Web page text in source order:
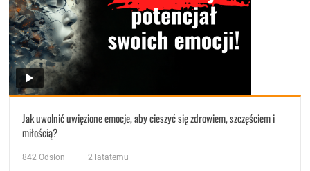
Jak uwolnić uwięzione emocje, aby cieszyć się zdrowiem, szczęściem i
miłością?
842 Odsłon 2 latatemu